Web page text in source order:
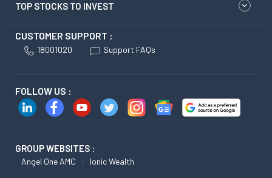
TOP STOCKS TO INVEST
CUSTOMER SUPPORT :
18001020 Support FAQs
FOLLOW US :
GROUP WEBSITES :
Angel One AMC Ionic Wealth